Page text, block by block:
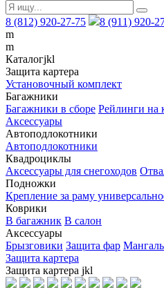
8 (812) 920-27-75
8 (911) 920-
m
m
Каталогjkl
Защита картера
Установочный комплект
Багажники
Багажники в сборе Рейлинги на
Аксессуары
Автоподлокотники
Автоподлокотники
Квадроциклы
Аксессуары для снегоходов
Подножки
Крепление за раму
Коврики
В багажник В салон
Аксессуары
Брызговики Защита фар
Защита картера
Защита картера jkl